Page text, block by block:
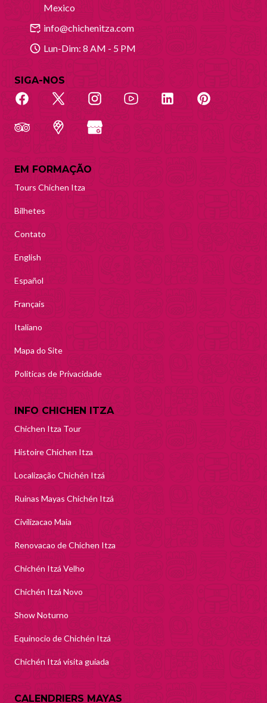
Mexico
info@chichenitza.com
Lun-Dim: 8 AM - 5 PM
SIGA-NOS
EM FORMAÇÃO
Tours Chichen Itza
Bilhetes
Contato
English
Español
Français
Italiano
Mapa do Site
Politicas de Privacidade
INFO CHICHEN ITZA
Chichen Itza Tour
Histoire Chichen Itza
Localização Chichén Itzá
Ruinas Mayas Chichén Itzá
Civilizacao Maia
Renovacao de Chichen Itza
Chichén Itzá Velho
Chichén Itzá Novo
Show Noturno
Equinocio de Chichén Itzá
Chichén Itzá visita guiada
CALENDRIERS MAYAS